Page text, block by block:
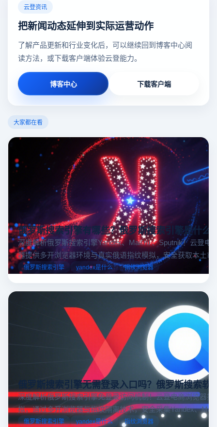
云登资讯
把新闻动态延伸到实际运营动作
了解产品更新和行业变化后，可以继续回到博客中心阅
读方法，或下载客户端体验云登能力。
博客中心 下载客户端
大家都在看
俄罗斯搜索引擎有哪些？俄罗斯搜索引擎是什么
深度解析俄罗斯搜索引擎Yandex、Mail.ru 、Sputnik！云登电
器提供多开浏览器环境与真实俄语指纹模拟，安全获取本土市
据，助力跨境电商精准决策。
俄罗斯搜索引擎 yandex是什么 指纹浏览器
俄罗斯搜索引擎无需登录入口吗？俄罗斯搜索软
深度解析俄罗斯搜索引擎免登录访问机制！云登电商浏览器
拟，通过多开浏览器与指纹隔离技术，安全采集Yandex、
跨境电商本土化运营。
俄罗斯搜索引擎 yandex是什么 指纹浏览器